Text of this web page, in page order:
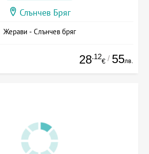
Слънчев Бряг
Жерави - Слънчев бряг
28.12
€ / 55лв.